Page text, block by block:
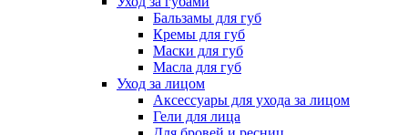
Бальзамы для губ
Кремы для губ
Маски для губ
Масла для губ
Уход за лицом
Аксессуары для ухода за лицом
Гели для лица